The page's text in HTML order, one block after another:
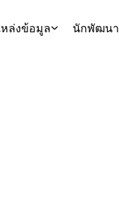
ล่งข้อมูล นักพัฒนา